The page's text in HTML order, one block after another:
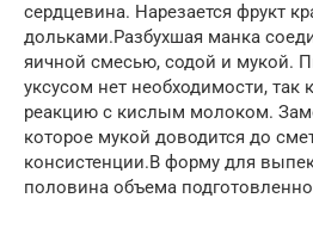
сердцевина. Нарезается фрукт
дольками.Разбухшая манка
яичной смесью, содой и мукой.
уксусом нет необходимости, так
реакцию с кислым молоком.
которое мукой доводится до
консистенции.В форму для
половина объема